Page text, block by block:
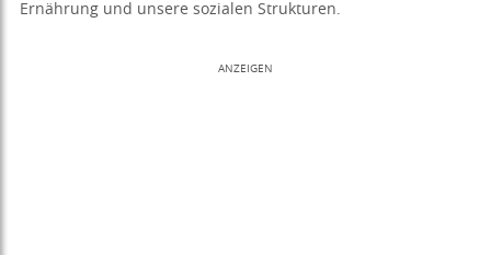
Ernährung und unsere sozialen Strukturen.
ANZEIGEN